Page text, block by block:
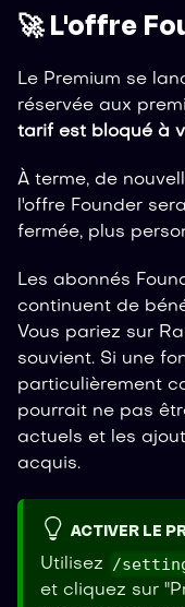
🚀 L'offre
Le Premium se
réservée aux
tarif est bloqué à
À terme, de
l'offre Founder
fermée, plus
Les abonnés
continuent de
Vous pariez sur
souvient. Si une
particulièrement
pourrait ne pas
actuels et les
acquis.
ACTIVER LE
Utilisez /
et cliquez sur